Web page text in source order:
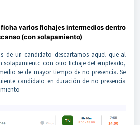
ficha varios fichajes intermedios dentro
(con solapamiento)
de un candidato descartamos aquel que al
solapamiento con otro fichaje del empleado,
se de mayor tiempo de no presencia. Se
candidato en duración de no presencia